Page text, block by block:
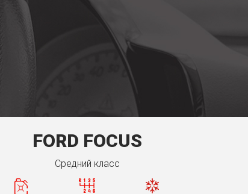
FORD FOCUS
Средний класс